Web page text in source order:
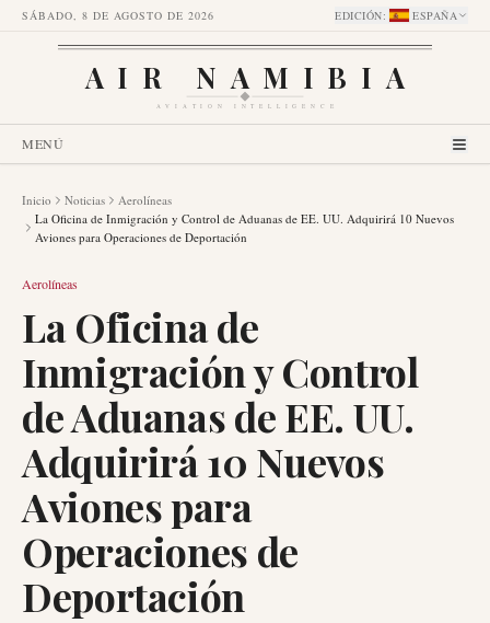
SÁBADO, 8 DE AGOSTO DE 2026 EDICIÓN: ESPAÑA
AIR NAMIBIA
AVIATION INTELLIGENCE
MENÚ
Inicio Noticias
Aerolíneas
La Oficina de Inmigración y Control de Aduanas de EE. UU. Adquirirá 10 Nuevos
Aviones para Operaciones de Deportación
Aerolíneas
La Oficina de
Inmigración y Control
de Aduanas de EE. UU.
Adquirirá 10 Nuevos
Aviones para
Operaciones de
Deportación